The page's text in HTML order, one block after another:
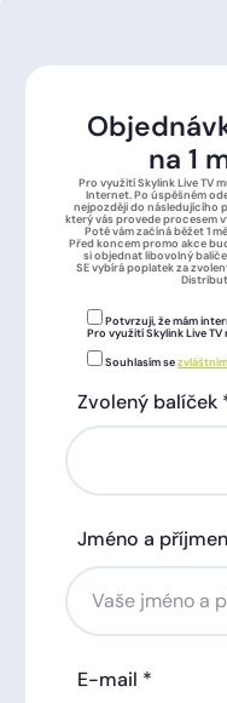
na 1
Pro využití Skylink Live TV
Internet. Po úspěšném
nejpozději do následujícího
který vás provede procesem
Poté vám začíná běžet 1
Před koncem promo akce
si objednat libovolný
SE vybírá poplatek za
Potvrzuji, že mám
Pro využití Skylink Live
Souhlasím se
Zvolený balíček
Jméno a
E-mail *